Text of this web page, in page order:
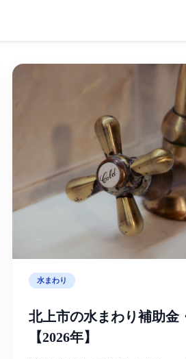
水まわり
北上市の水まわり補助金
【2026年】